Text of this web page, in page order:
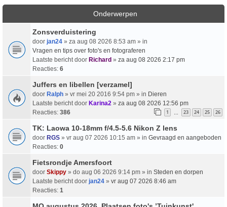
Onderwerpen
Zonsverduistering
door jan24 » za aug 08 2026 8:53 am » in
Vragen en tips over foto's en fotograferen
Laatste bericht door Richard » za aug 08 2026 2:17 pm
Reacties: 6
Juffers en libellen [verzamel]
door Ralph » vr mei 20 2016 9:54 pm » in Dieren
Laatste bericht door Karina2 » za aug 08 2026 12:56 pm
Reacties: 386 1 … 23 24 25 26
TK: Laowa 10-18mm f/4.5-5.6 Nikon Z lens
door RGS » vr aug 07 2026 10:15 am » in Gevraagd en aangeboden
Reacties: 0
Fietsrondje Amersfoort
door Skippy » do aug 06 2026 9:14 pm » in Steden en dorpen
Laatste bericht door jan24 » vr aug 07 2026 8:46 am
Reacties: 1